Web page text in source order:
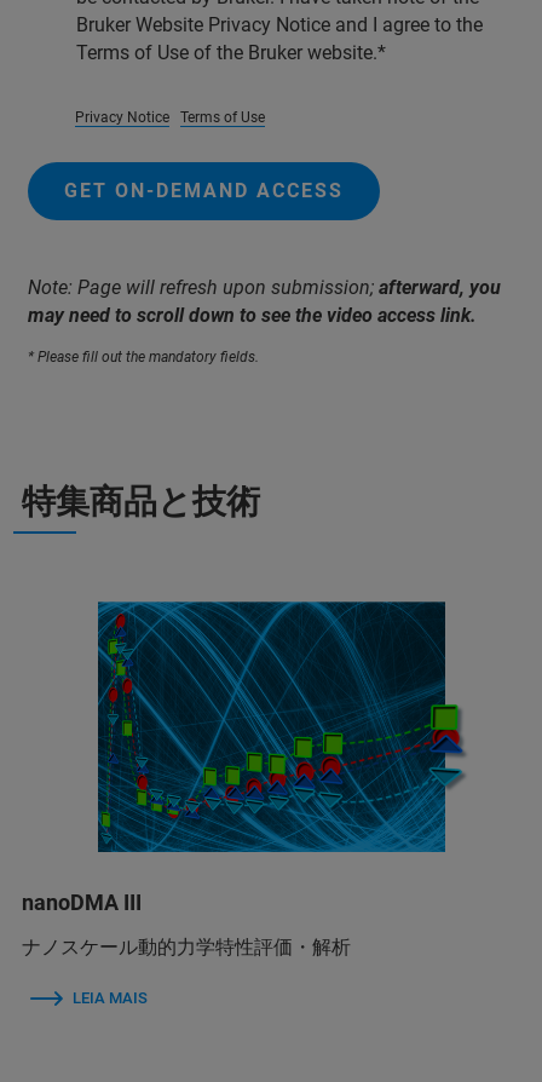
Bruker Website Privacy Notice and I agree to the
Terms of Use of the Bruker website.
Privacy Notice Terms of Use
GET ON-DEMAND ACCESS
Note: Page will refresh upon submission; afterward, you
may need to scroll down to see the video access link.
* Please fill out the mandatory fields.
特集商品と技術
nanoDMA III
ナノスケール動的力学特性評価・解析
LEIA MAIS